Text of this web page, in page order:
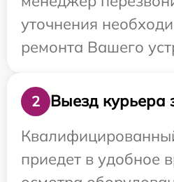
уточнения
ремонта Вашего
2
Выезд курьера
приедет в удобное